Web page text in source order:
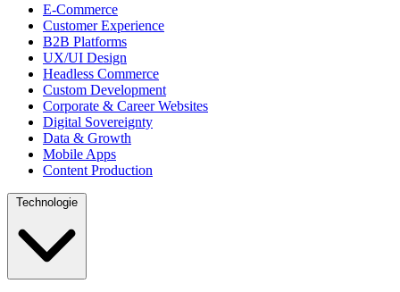
E-Commerce
Customer Experience
B2B Platforms
UX/UI Design
Headless Commerce
Custom Development
Corporate & Career Websites
Digital Sovereignty
Data & Growth
Mobile Apps
Content Production
Technologie